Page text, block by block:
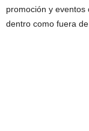
promoción y
dentro como fuera de